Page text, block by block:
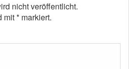
nicht veröffentlicht.
mit* markiert.